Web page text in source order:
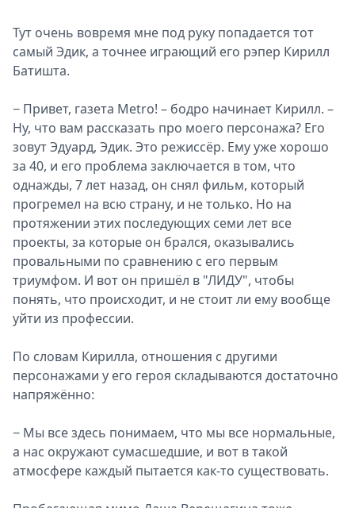
Тут очень вовремя мне под руку попадается тот
самый Эдик, а точнее играющий его рэпер Кирилл
Батишта.
− Привет, газета Metro! – бодро начинает Кирилл. –
Ну, что вам рассказать про моего персонажа? Его
зовут Эдуард, Эдик. Это режиссёр. Ему уже хорошо
за 40, и его проблема заключается в том, что
однажды, 7 лет назад, он снял фильм, который
прогремел на всю страну, и не только. Но на
протяжении этих последующих семи лет все
проекты, за которые он брался, оказывались
провальными по сравнению с его первым
триумфом. И вот он пришёл в "ЛИДУ", чтобы
понять, что происходит, и не стоит ли ему вообще
уйти из профессии.
По словам Кирилла, отношения с другими
персонажами у его героя складываются достаточно
напряжённо:
− Мы все здесь понимаем, что мы все нормальные,
а нас окружают сумасшедшие, и вот в такой
атмосфере каждый пытается как-то существовать.